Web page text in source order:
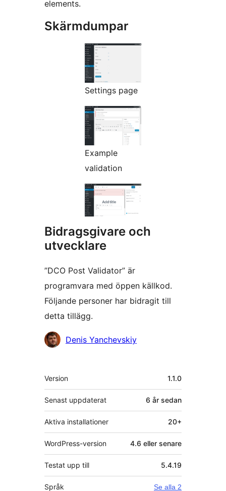
elements.
Skärmdumpar
Settings page
Example
validation
Bidragsgivare och
utvecklare
”DCO Post Validator” är
programvara med öppen källkod.
Följande personer har bidragit till
detta tillägg.
BidragandeDenis Yanchevskiy
Meta
Version 1.1.0
Senast uppdaterat 6 år sedan
Aktiva installationer 20+
WordPress-version 4.6 eller senare
Testat upp till 5.4.19
Språk Se alla 2